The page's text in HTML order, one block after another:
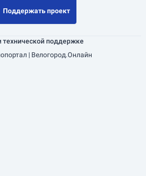
Поддержать проект
технической поддержке